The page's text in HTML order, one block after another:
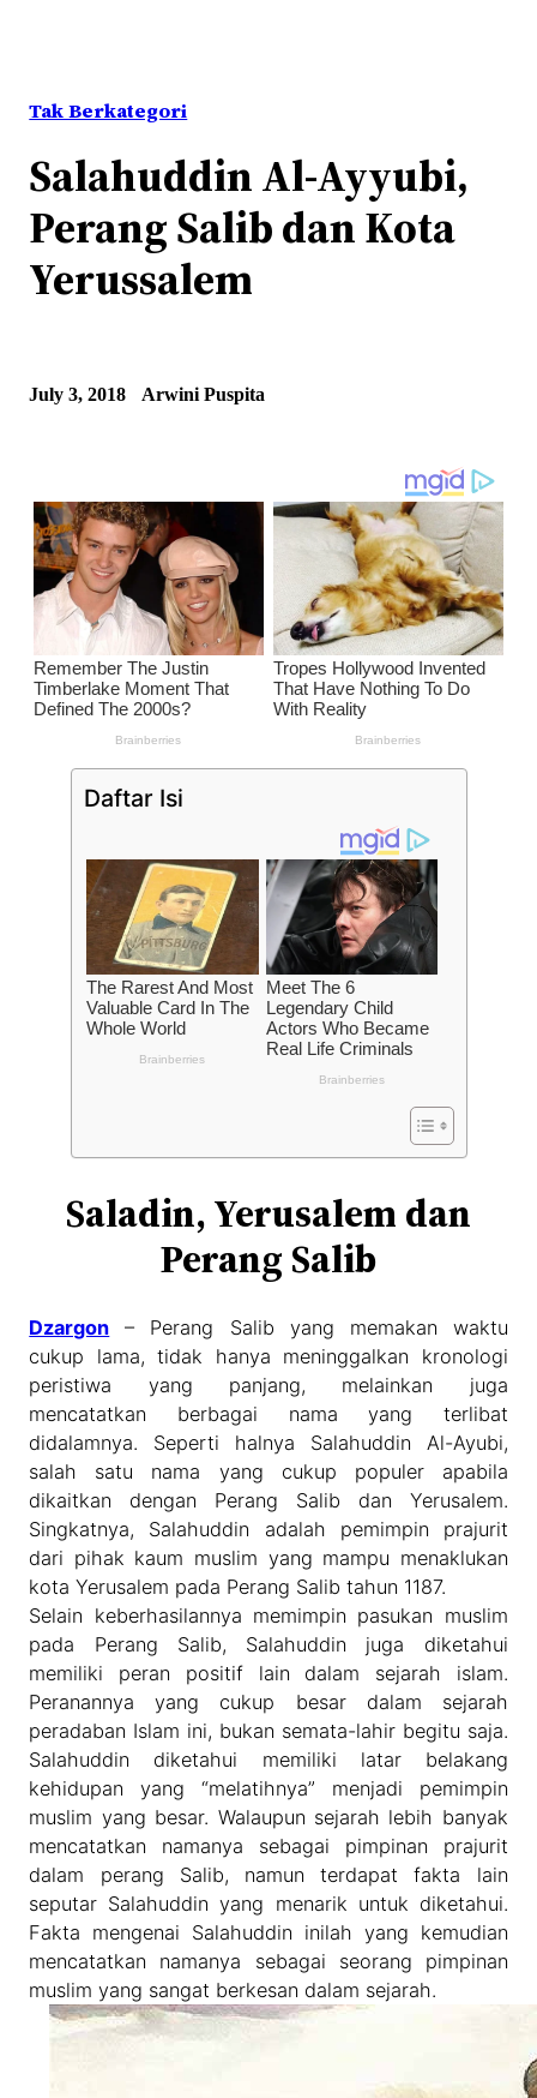
Tak Berkategori
Salahuddin Al-Ayyubi,
Perang Salib dan Kota
Yerussalem
July 3, 2018 Arwini Puspita
Daftar Isi
Saladin, Yerusalem dan
Perang Salib
Dzargon – Perang Salib yang memakan waktu
cukup lama, tidak hanya meninggalkan kronologi
peristiwa yang panjang, melainkan juga
mencatatkan berbagai nama yang terlibat
didalamnya. Seperti halnya Salahuddin Al-Ayubi,
salah satu nama yang cukup populer apabila
dikaitkan dengan Perang Salib dan Yerusalem.
Singkatnya, Salahuddin adalah pemimpin prajurit
dari pihak kaum muslim yang mampu menaklukan
kota Yerusalem pada Perang Salib tahun 1187.
Selain keberhasilannya memimpin pasukan muslim
pada Perang Salib, Salahuddin juga diketahui
memiliki peran positif lain dalam sejarah islam.
Peranannya yang cukup besar dalam sejarah
peradaban Islam ini, bukan semata-lahir begitu saja.
Salahuddin diketahui memiliki latar belakang
kehidupan yang “melatihnya” menjadi pemimpin
muslim yang besar. Walaupun sejarah lebih banyak
mencatatkan namanya sebagai pimpinan prajurit
dalam perang Salib, namun terdapat fakta lain
seputar Salahuddin yang menarik untuk diketahui.
Fakta mengenai Salahuddin inilah yang kemudian
mencatatkan namanya sebagai seorang pimpinan
muslim yang sangat berkesan dalam sejarah.